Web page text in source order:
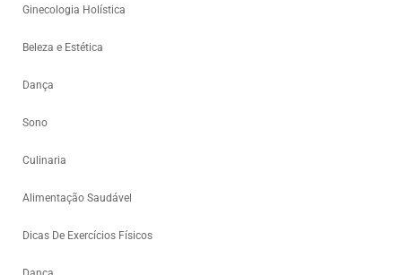
Ginecologia Holística
Beleza e Estética
Dança
Sono
Culinaria
Alimentação Saudável
Dicas De Exercícios Físicos